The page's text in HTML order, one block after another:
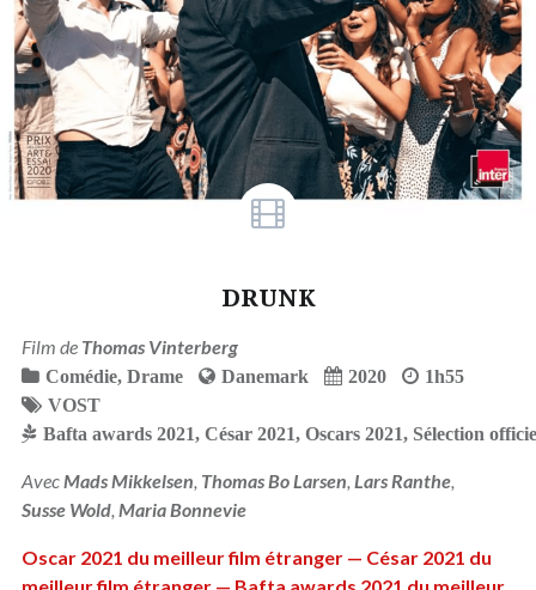
DRUNK
Film de Thomas Vinterberg
Comédie, Drame Danemark 2020
1h55
VOST
Bafta awards 2021, César 2021, Oscars 2021, Sélection
Avec Mads Mikkelsen Thomas Bo Larsen Lars Ranthe,
Susse Wold, Maria Bonnevie
Oscar 2021 du meilleur film étranger — César 2021 du
meilleur film étranger — Bafta awards 2021 du meilleur